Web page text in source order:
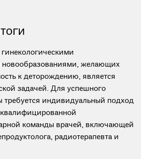
новообразованиями, желающих
к деторождению, является
задачей. Для успешного
индивидуальный подход
команды врачей, включающей
радиотерапевта и